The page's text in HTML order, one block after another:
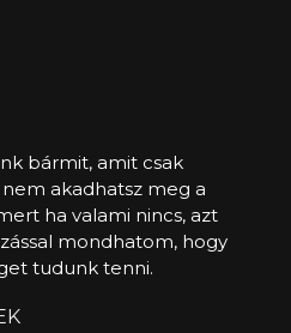
bármit, amit csak
akadhatsz meg a
ha valami nincs, azt
mondhatom, hogy
tudunk tenni.